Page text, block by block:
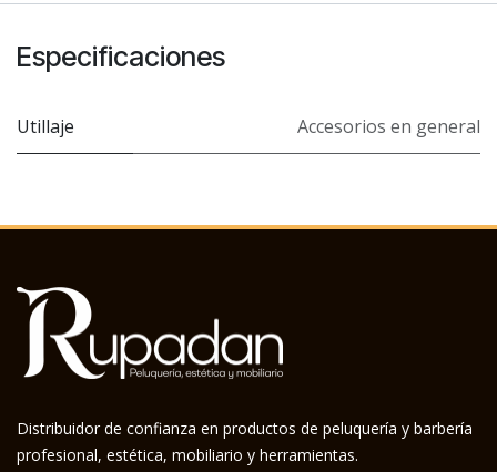
Especificaciones
Utillaje Accesorios en general
Distribuidor de confianza en productos de peluquería y barbería
profesional, estética, mobiliario y herramientas.